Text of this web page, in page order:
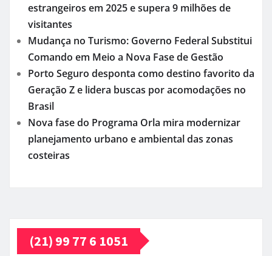
estrangeiros em 2025 e supera 9 milhões de
visitantes
Mudança no Turismo: Governo Federal Substitui
Comando em Meio a Nova Fase de Gestão
Porto Seguro desponta como destino favorito da
Geração Z e lidera buscas por acomodações no
Brasil
Nova fase do Programa Orla mira modernizar
planejamento urbano e ambiental das zonas
costeiras
(21) 99 77 6 1051